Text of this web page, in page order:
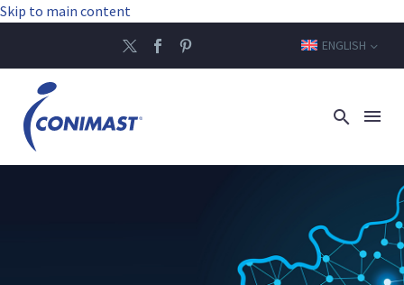
Skip to main content
ENGLISH